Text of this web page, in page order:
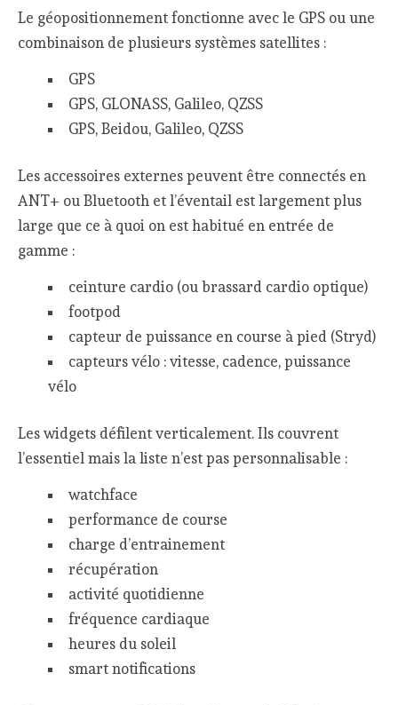
Le géopositionnement fonctionne avec le GPS ou une
combinaison de plusieurs systèmes satellites :
GPS
GPS, GLONASS, Galileo, QZSS
GPS, Beidou, Galileo, QZSS
Les accessoires externes peuvent être connectés en
ANT+ ou Bluetooth et l’éventail est largement plus
large que ce à quoi on est habitué en entrée de
gamme :
ceinture cardio (ou brassard cardio optique)
footpod
capteur de puissance en course à pied (Stryd)
capteurs vélo : vitesse, cadence, puissance
vélo
Les widgets défilent verticalement. Ils couvrent
l’essentiel mais la liste n’est pas personnalisable :
watchface
performance de course
charge d’entrainement
récupération
activité quotidienne
fréquence cardiaque
heures du soleil
smart notifications